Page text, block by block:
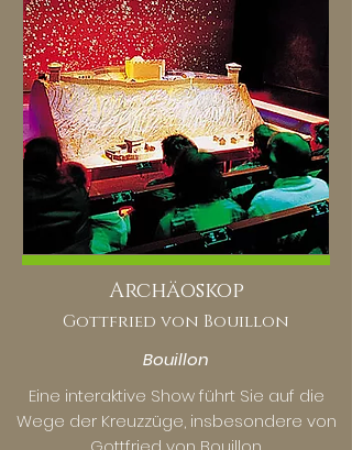
Archäoskop
Gottfried von Bouillon
Bouillon
Eine interaktive Show führt Sie auf die
Wege der Kreuzzüge, insbesondere von